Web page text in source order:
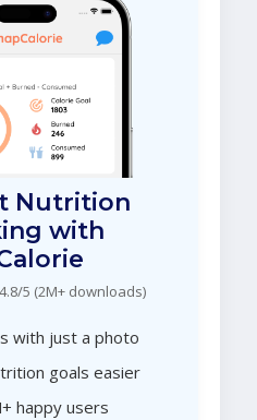
Nutrition
with
4.8/5 (2M+ downloads)
with just a photo
goals easier
happy users